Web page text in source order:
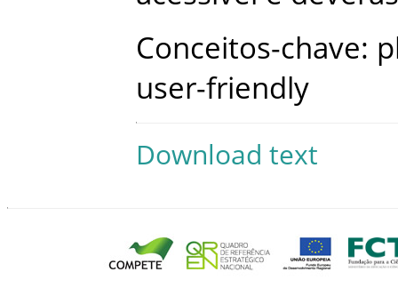
Conceitos-chave:
user-friendly
Download text